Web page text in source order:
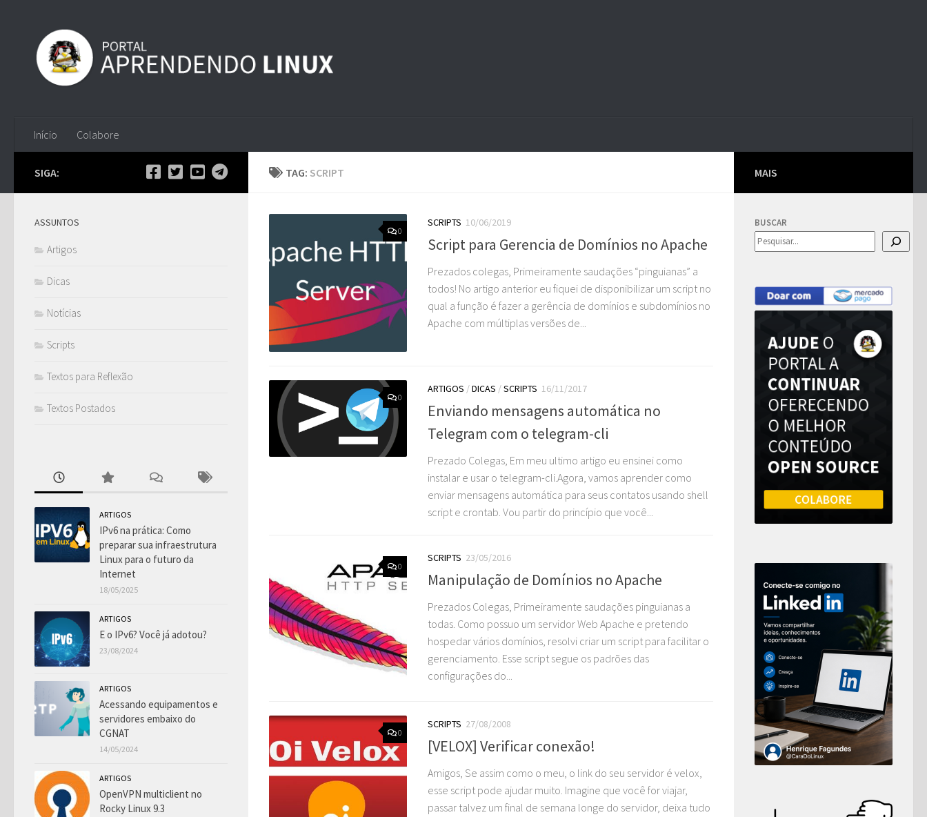
Início Colabore
TAG: SCRIPT
0
SCRIPTS 10/06/2019
Script para Gerencia de Domínios no Apache
Prezados colegas, Primeiramente saudações “pinguianas” a
todos! No artigo anterior eu fiquei de disponibilizar um script no
qual a função é fazer a gerência de domínios e subdomínios no
Apache com múltiplas versões de...
0
ARTIGOS /DICAS /SCRIPTS 16/11/2017
Enviando mensagens automática no
Telegram com o telegram-cli
Prezado Colegas, Em meu ultimo artigo eu ensinei como
instalar e usar o telegram-cli.Agora, vamos aprender como
enviar mensagens automática para seus contatos usando shell
script e crontab. Vou partir do princípio que você...
0
SCRIPTS 23/05/2016
Manipulação de Domínios no Apache
Prezados Colegas, Primeiramente saudações pinguianas a
todas. Como possuo um servidor Web Apache e pretendo
hospedar vários domínios, resolvi criar um script para facilitar o
gerenciamento. Esse script segue os padrões das
configurações do...
0
SCRIPTS 27/08/2008
[VELOX] Verificar conexão!
Amigos, Se assim como o meu, o link do seu servidor é velox,
esse script pode ajudar muito. Imagine que você for viajar,
passar talvez um final de semana longe do servidor, deixa tudo
SIGA:
ASSUNTOS
Artigos
Dicas
Notícias
Scripts
Textos para Reflexão
Textos Postados
ARTIGOS
IPv6 na prática: Como
preparar sua infraestrutura
Linux para o futuro da
Internet
18/05/2025
ARTIGOS
E o IPv6? Você já adotou?
23/08/2024
ARTIGOS
Acessando equipamentos e
servidores embaixo do
CGNAT
14/05/2024
ARTIGOS
OpenVPN multiclient no
Rocky Linux 9.3
MAIS
BUSCAR